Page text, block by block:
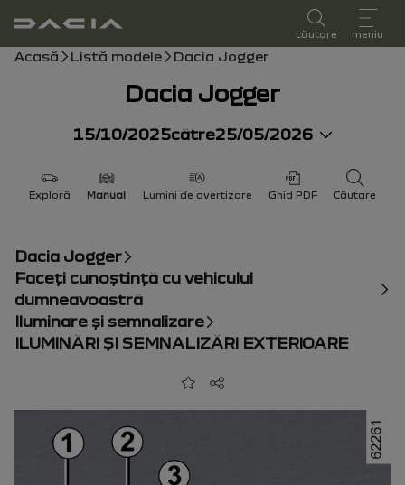
manual de utilizare
căutare meniu
Cale de navigare
Acasă Listă modele Dacia Jogger
Dacia Jogger
15/10/2025către25/05/2026
Exploră Manual Lumini de avertizare Ghid PDF Căutare
Dacia Jogger
Faceţi cunoştinţă cu vehiculul
dumneavoastră
Iluminare şi semnalizare
ILUMINĂRI ŞI SEMNALIZĂRI EXTERIOARE
Adaugă la favorite
Partajează